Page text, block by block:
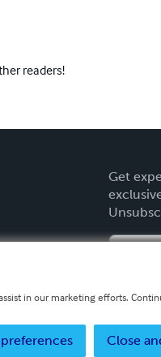
readers!
Get
in our marketing efforts.
Close